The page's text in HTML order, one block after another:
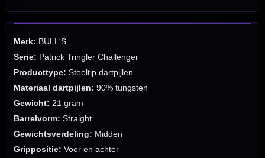
Merk: BULL'S
Serie: Patrick Tringler Challenger
Producttype: Steeltip dartpijlen
Materiaal dartpijlen: 90% tungsten
Gewicht: 21 gram
Barrelvorm: Straight
Gewichtsverdeling: Midden
Grippositie: Voor en achter